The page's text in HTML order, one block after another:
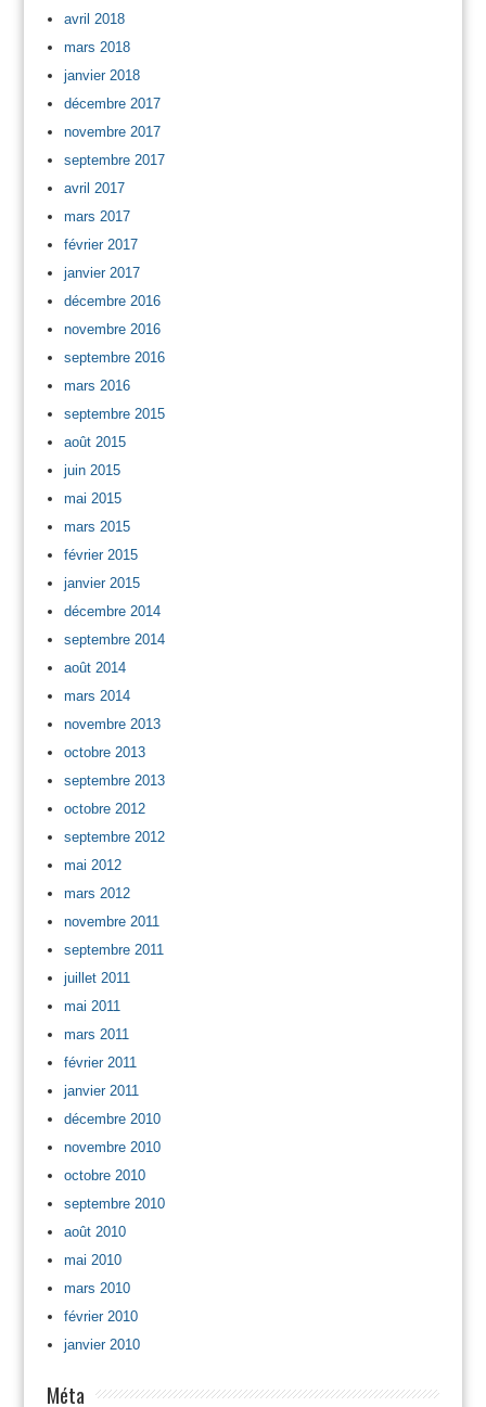
avril 2018
mars 2018
janvier 2018
décembre 2017
novembre 2017
septembre 2017
avril 2017
mars 2017
février 2017
janvier 2017
décembre 2016
novembre 2016
septembre 2016
mars 2016
septembre 2015
août 2015
juin 2015
mai 2015
mars 2015
février 2015
janvier 2015
décembre 2014
septembre 2014
août 2014
mars 2014
novembre 2013
octobre 2013
septembre 2013
octobre 2012
septembre 2012
mai 2012
mars 2012
novembre 2011
septembre 2011
juillet 2011
mai 2011
mars 2011
février 2011
janvier 2011
décembre 2010
novembre 2010
octobre 2010
septembre 2010
août 2010
mai 2010
mars 2010
février 2010
janvier 2010
Méta